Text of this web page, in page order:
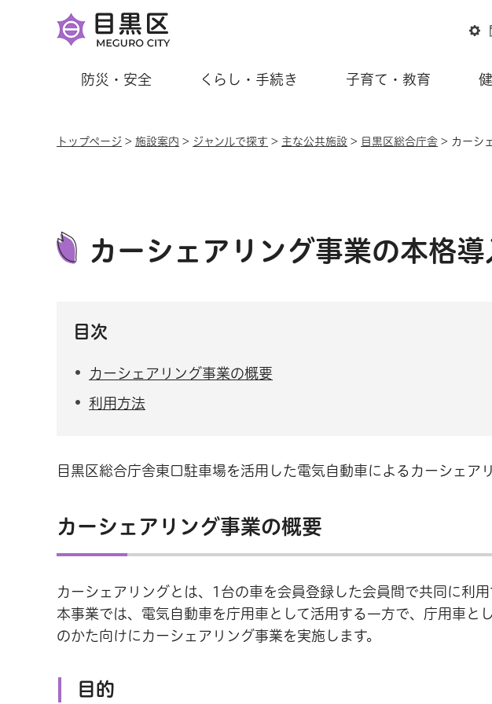
防災・安全 くらし・手続き 子育て・教育
トップページ > 施設案内 > ジャンルで探す > 主な公共施設 > 目黒区総合庁舎 > カーシ
カーシェアリング事業の本格
目次
カーシェアリング事業の概要
利用方法
目黒区総合庁舎東口駐車場を活用した電気自動車によるカーシェア
カーシェアリング事業の概要
カーシェアリングとは、1台の車を会員登録した会員間で共同に利用
本事業では、電気自動車を庁用車として活用する一方で、庁用車と
のかた向けにカーシェアリング事業を実施します。
目的